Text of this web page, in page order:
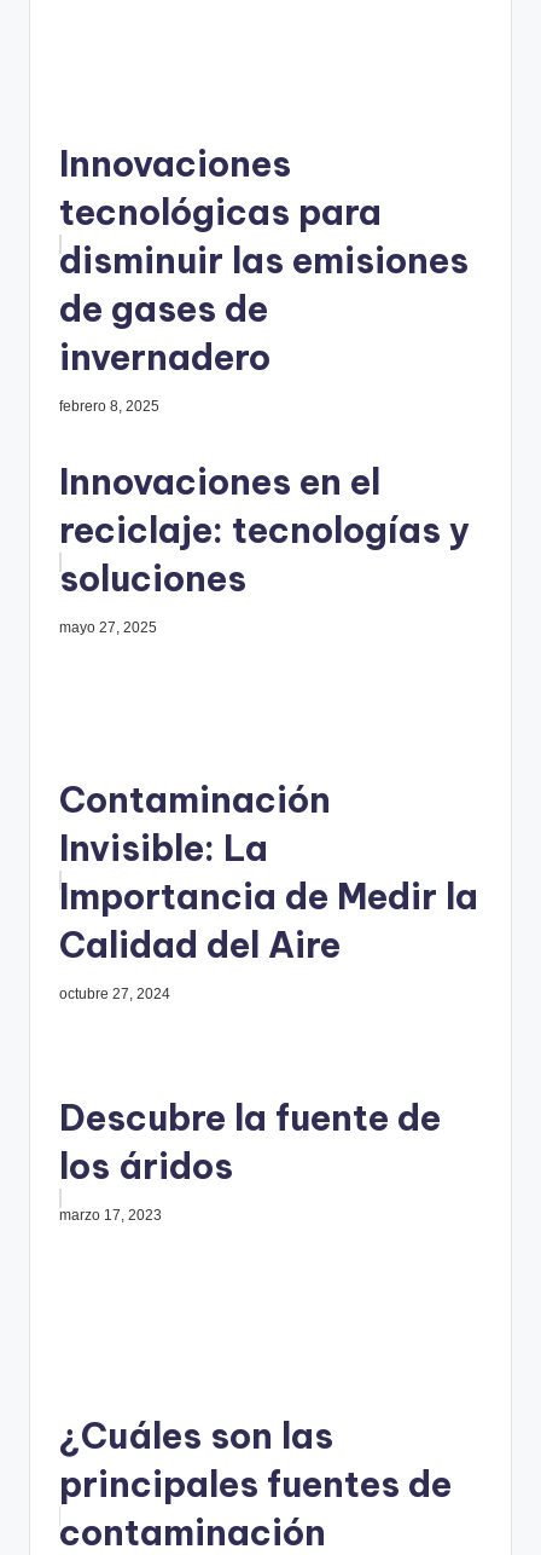
Innovaciones
tecnológicas para
disminuir las emisiones
de gases de
invernadero
febrero 8, 2025
Innovaciones en el
reciclaje: tecnologías y
soluciones
mayo 27, 2025
Contaminación
Invisible: La
Importancia de Medir la
Calidad del Aire
octubre 27, 2024
Descubre la fuente de
los áridos
marzo 17, 2023
¿Cuáles son las
principales fuentes de
contaminación